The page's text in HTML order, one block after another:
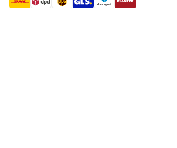
shipment methods